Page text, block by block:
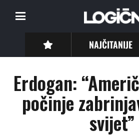
NAJČITANIJE
Erdogan:
počinje
svijet”